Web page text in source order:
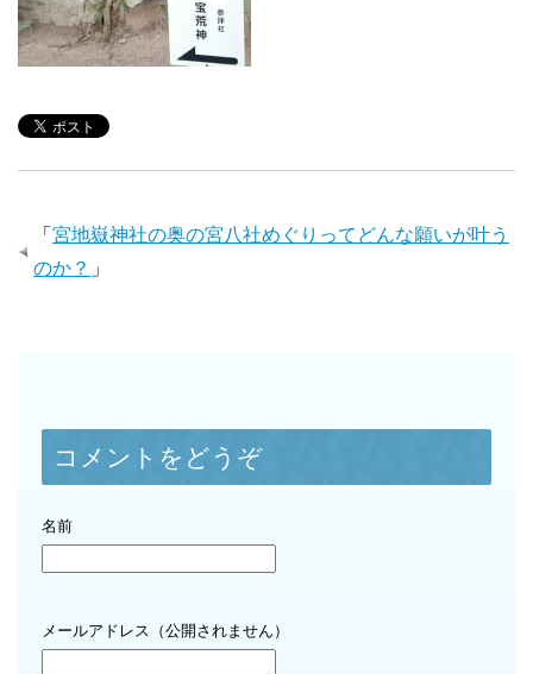
「 宮地嶽神社の奥の宮八社めぐりってどんな願いが叶う
のか？ 」
コメントをどうぞ
名前
メールアドレス（公開されません）